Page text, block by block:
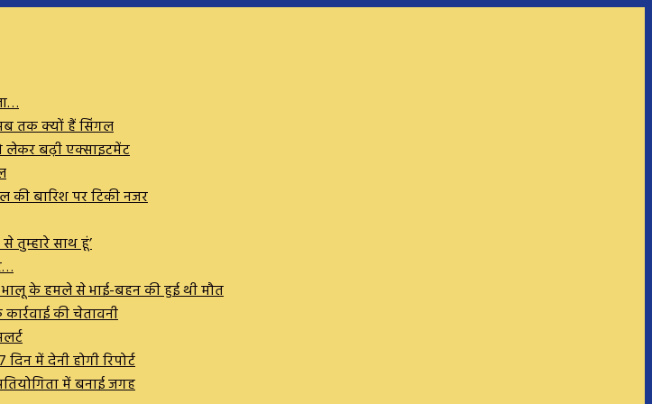
तक क्यों हैं सिंगल
लेकर बढ़ी एक्साइटमेंट
बारिश पर टिकी नजर
तुम्हारे साथ हूं’
भालू के हमले से भाई-बहन की हुई थी मौत
की चेतावनी
में देनी होगी रिपोर्ट
में बनाई जगह